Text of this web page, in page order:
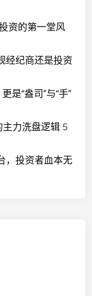
资的第一堂风
经纪商还是投资
是“盎司”与“手”
力洗盘逻辑 5
，投资者血本无